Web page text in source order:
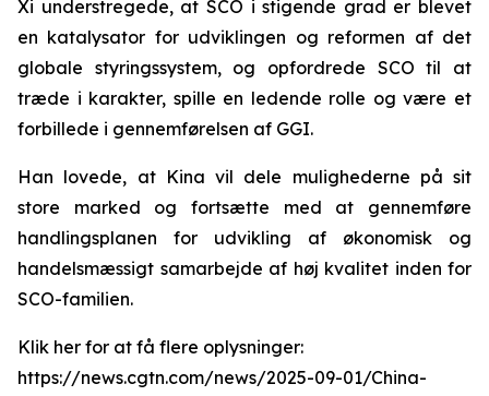
Xi understregede, at SCO i stigende grad er blevet
en katalysator for udviklingen og reformen af det
globale styringssystem, og opfordrede SCO til at
træde i karakter, spille en ledende rolle og være et
forbillede i gennemførelsen af GGI.
Han lovede, at Kina vil dele mulighederne på sit
store marked og fortsætte med at gennemføre
handlingsplanen for udvikling af økonomisk og
handelsmæssigt samarbejde af høj kvalitet inden for
SCO-familien.
Klik her for at få flere oplysninger:
https://news.cgtn.com/news/2025-09-01/China-